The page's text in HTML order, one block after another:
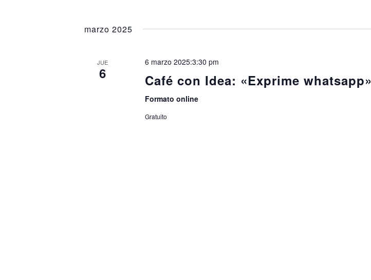
marzo 2025
JUE
6
6 marzo 2025:3:30 pm
Café con Idea: «Exprime whatsapp»
Formato online
Gratuito